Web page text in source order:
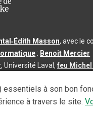
Masson, avec le
: Benoit Mercier
, Université Laval,feu
mise à jour du
essentiels à son bon
à travers le site.